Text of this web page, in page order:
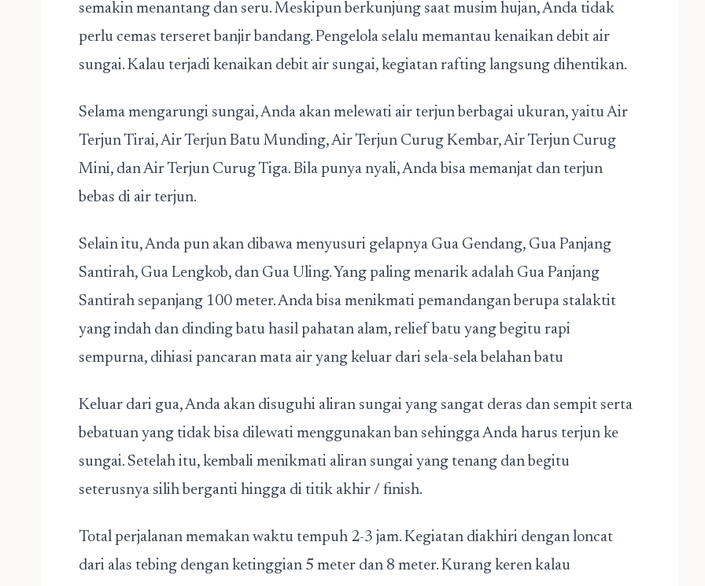
semakin menantang dan seru. Meskipun berkunjung saat musim hujan, Anda tidak
perlu cemas terseret banjir bandang. Pengelola selalu memantau kenaikan debit air
sungai. Kalau terjadi kenaikan debit air sungai, kegiatan rafting langsung dihentikan.
Selama mengarungi sungai, Anda akan melewati air terjun berbagai ukuran, yaitu Air
Terjun Tirai, Air Terjun Batu Munding, Air Terjun Curug Kembar, Air Terjun Curug
Mini, dan Air Terjun Curug Tiga. Bila punya nyali, Anda bisa memanjat dan terjun
bebas di air terjun.
Selain itu, Anda pun akan dibawa menyusuri gelapnya Gua Gendang, Gua Panjang
Santirah, Gua Lengkob, dan Gua Uling. Yang paling menarik adalah Gua Panjang
Santirah sepanjang 100 meter. Anda bisa menikmati pemandangan berupa stalaktit
yang indah dan dinding batu hasil pahatan alam, relief batu yang begitu rapi
sempurna, dihiasi pancaran mata air yang keluar dari sela-sela belahan batu
Keluar dari gua, Anda akan disuguhi aliran sungai yang sangat deras dan sempit serta
bebatuan yang tidak bisa dilewati menggunakan ban sehingga Anda harus terjun ke
sungai. Setelah itu, kembali menikmati aliran sungai yang tenang dan begitu
seterusnya silih berganti hingga di titik akhir / finish.
Total perjalanan memakan waktu tempuh 2-3 jam. Kegiatan diakhiri dengan loncat
dari alas tebing dengan ketinggian 5 meter dan 8 meter. Kurang keren kalau